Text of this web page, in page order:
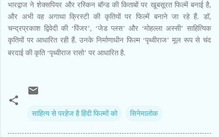
भारद्वाज ने शेक्सपियर और रस्किन बॉन्ड की किताबों पर खूबसूरत फिल्में बनाई है,
और अभी वह अगाथा क्रिस्टी की कृतियों पर फिल्में बनाने जा रहे हैं. डॉ,
चन्द्रप्रकाश द्विवेदी की ‘पिंजर’, ‘जेड प्लस’ और ‘मोहल्ला अस्सी’ साहित्यिक
कृतियों पर आधारित रही हैं. उनके निर्माणाधीन फिल्म ‘पृथ्वीराज’ मूल रूप से चंद
बरदाई की कृति ‘पृथ्वीराज रासो’ पर आधारित है.
साहित्य से परहेज है हिंदी फिल्मों को सिनेमालोक